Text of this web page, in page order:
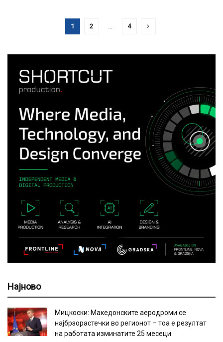
1 2 4
Најново
Мицкоски: Македонските аеродроми се
најбрзорастечки во регионот – тоа е резултат
на работата изминатите 25 месеци